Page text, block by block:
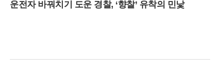
운전자 바꿔치기 도운 경찰, ‘향찰’ 유착의 민낯